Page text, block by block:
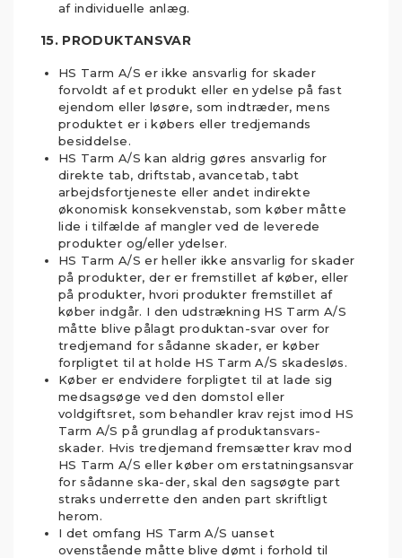
af individuelle anlæg.
15. PRODUKTANSVAR
HS Tarm A/S er ikke ansvarlig for skader
forvoldt af et produkt eller en ydelse på fast
ejendom eller løsøre, som indtræder, mens
produktet er i købers eller tredjemands
besiddelse.
HS Tarm A/S kan aldrig gøres ansvarlig for
direkte tab, driftstab, avancetab, tabt
arbejdsfortjeneste eller andet indirekte
økonomisk konsekvenstab, som køber måtte
lide i tilfælde af mangler ved de leverede
produkter og/eller ydelser.
HS Tarm A/S er heller ikke ansvarlig for skader
på produkter, der er fremstillet af køber, eller
på produkter, hvori produkter fremstillet af
køber indgår. I den udstrækning HS Tarm A/S
måtte blive pålagt produktan-svar over for
tredjemand for sådanne skader, er køber
forpligtet til at holde HS Tarm A/S skadesløs.
Køber er endvidere forpligtet til at lade sig
medsagsøge ved den domstol eller
voldgiftsret, som behandler krav rejst imod HS
Tarm A/S på grundlag af produktansvars-
skader. Hvis tredjemand fremsætter krav mod
HS Tarm A/S eller køber om erstatningsansvar
for sådanne ska-der, skal den sagsøgte part
straks underrette den anden part skriftligt
herom.
I det omfang HS Tarm A/S uanset
ovenstående måtte blive dømt i forhold til